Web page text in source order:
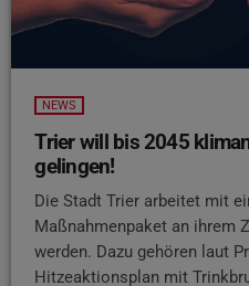
NEWS
Trier will bis 2045
gelingen!
Die Stadt Trier arbeitet mit
Maßnahmenpaket an ihrem
werden. Dazu gehören laut
Hitzeaktionsplan mit